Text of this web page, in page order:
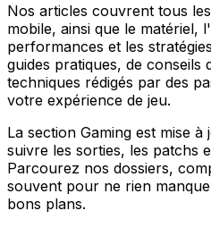
Nos articles couvrent tous
mobile, ainsi que le matériel,
performances et les
guides pratiques, de conseils
techniques rédigés par des
votre expérience de jeu.
La section Gaming est mise
suivre les sorties, les patchs
Parcourez nos dossiers,
souvent pour ne rien
bons plans.